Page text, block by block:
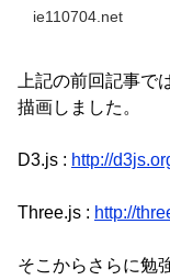
ie110704.net
上記の前回記事で
描画しました。
D3.js : http://
Three.js : http://
そこからさらに勉